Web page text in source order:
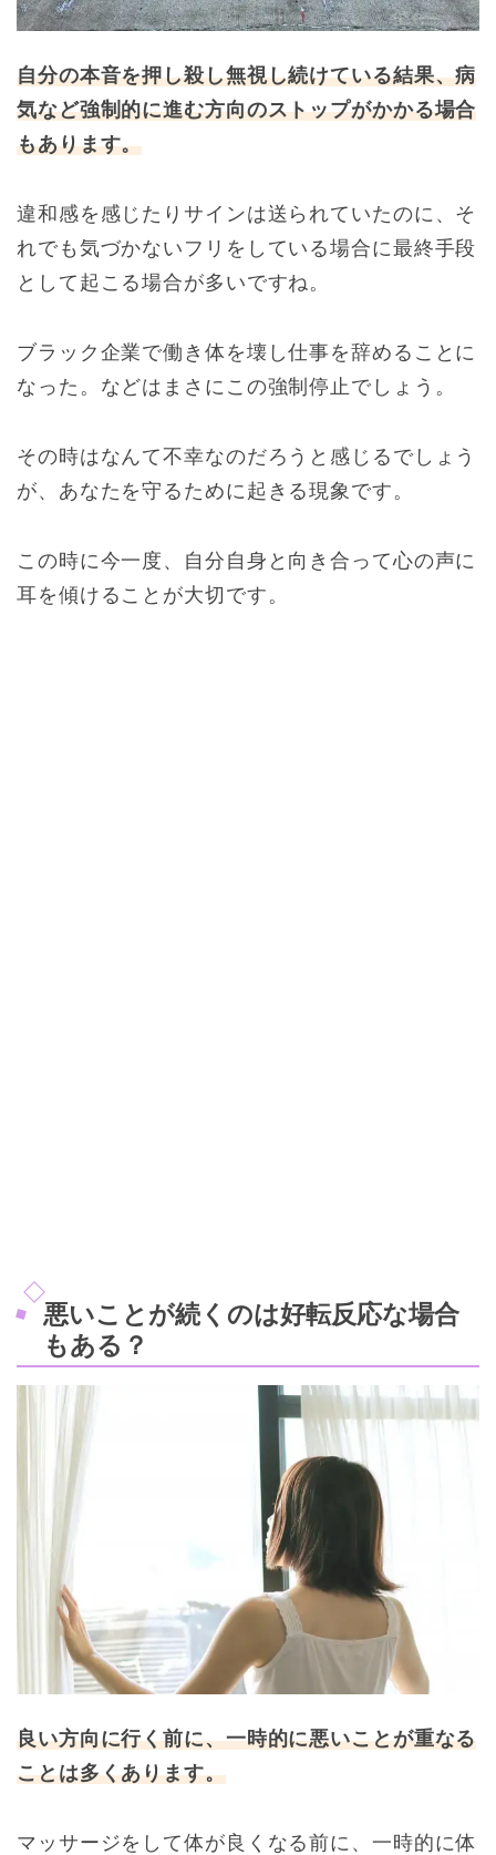
自分の本音を押し殺し無視し続けている結果、病
気など強制的に進む方向のストップがかかる場合
もあります。
違和感を感じたりサインは送られていたのに、そ
れでも気づかないフリをしている場合に最終手段
として起こる場合が多いですね。
ブラック企業で働き体を壊し仕事を辞めることに
なった。などはまさにこの強制停止でしょう。
その時はなんて不幸なのだろうと感じるでしょう
が、あなたを守るために起きる現象です。
この時に今一度、自分自身と向き合って心の声に
耳を傾けることが大切です。
悪いことが続くのは好転反応な場合
もある？
良い方向に行く前に、一時的に悪いことが重なる
ことは多くあります。
マッサージをして体が良くなる前に、一時的に体